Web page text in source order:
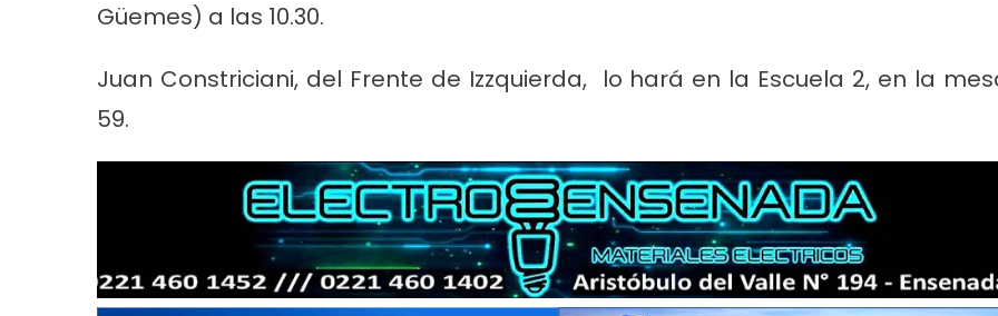
Güemes) a las 10.30.
Juan Constriciani, del Frente de Izzquierda, lo hará en la Escuela 2, en la
59.